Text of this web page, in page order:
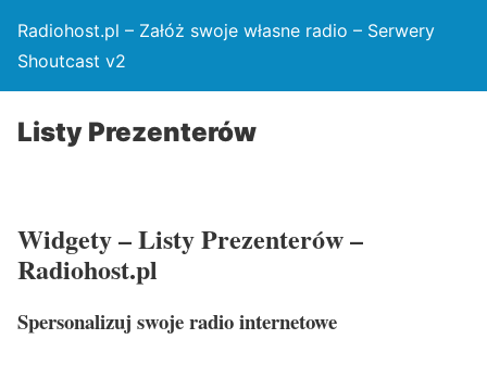
Radiohost.pl – Załóż swoje własne radio – Serwery
Shoutcast v2
Listy Prezenterów
Widgety – Listy Prezenterów –
Radiohost.pl
Spersonalizuj swoje radio internetowe